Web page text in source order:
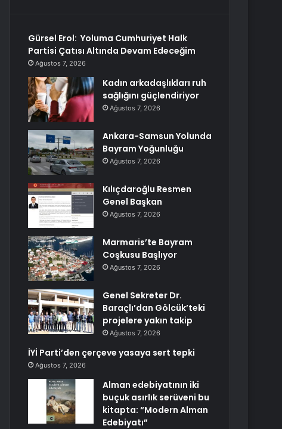
Gürsel Erol: Yoluma Cumhuriyet Halk
Partisi Çatısı Altında Devam Edeceğim
Ağustos 7, 2026
Kadın arkadaşlıkları ruh
sağlığını güçlendiriyor
Ağustos 7, 2026
Ankara-Samsun Yolunda
Bayram Yoğunluğu
Ağustos 7, 2026
Kılıçdaroğlu Resmen
Genel Başkan
Ağustos 7, 2026
Marmaris’te Bayram
Coşkusu Başlıyor
Ağustos 7, 2026
Genel Sekreter Dr.
Baraçlı’dan Gölcük’teki
projelere yakın takip
Ağustos 7, 2026
İYİ Parti’den çerçeve yasaya sert tepki
Ağustos 7, 2026
Alman edebiyatının iki
buçuk asırlık serüveni bu
kitapta: “Modern Alman
Edebiyatı”